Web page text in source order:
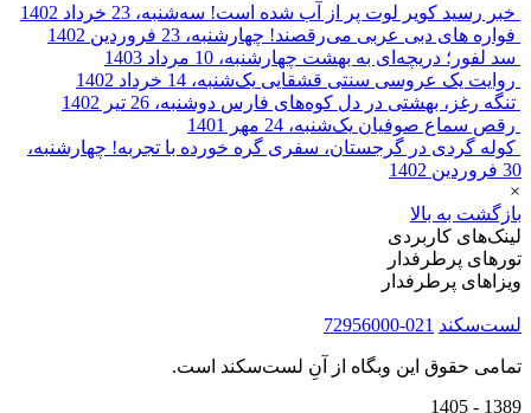
خبر رسید کویر لوت پر از آب شده است! سه‌شنبه، 23 خرداد 1402
فواره های دبی عربی می‌رقصند! چهارشنبه، 23 فروردین 1402
سد لفور؛ دریچه‌ای به بهشت چهارشنبه، 10 مرداد 1403
روایت یک عروسی سنتی قشقایی یک‌شنبه، 14 خرداد 1402
تنگه رغز، بهشتی در دل کوه‌های فارس دوشنبه، 26 تیر 1402
رقص سماع صوفیان یک‌شنبه، 24 مهر 1401
کوله گردی در گرجستان، سفری گره خورده با تجربه! چهارشنبه،
30 فروردین 1402
×
بازگشت به بالا
لینک‌های کاربردی
تورهای پرطرفدار
ویزاهای پرطرفدار
لست‌سکند 021-72956000
تمامی حقوق این وبگاه از آنِ لست‌سکند است.
1389 - 1405